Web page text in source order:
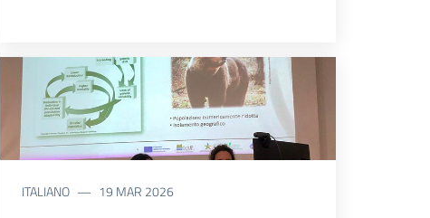
ITALIANO 19 MAR 2026